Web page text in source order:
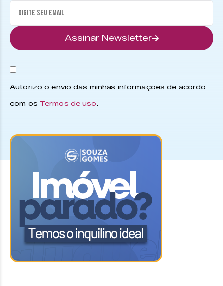
Assinar Newsletter
Autorizo o envio das minhas informações de acordo
com os Termos de uso.